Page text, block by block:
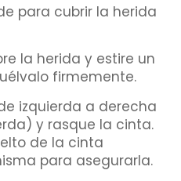
para cubrir la herida
la herida y estire un
firmemente.
izquierda a derecha
y rasque la cinta.
de la cinta
para asegurarla.